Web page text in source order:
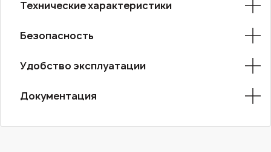
Технические характеристики
Безопасность
Удобство эксплуатации
Документация